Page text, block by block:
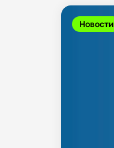
Новости